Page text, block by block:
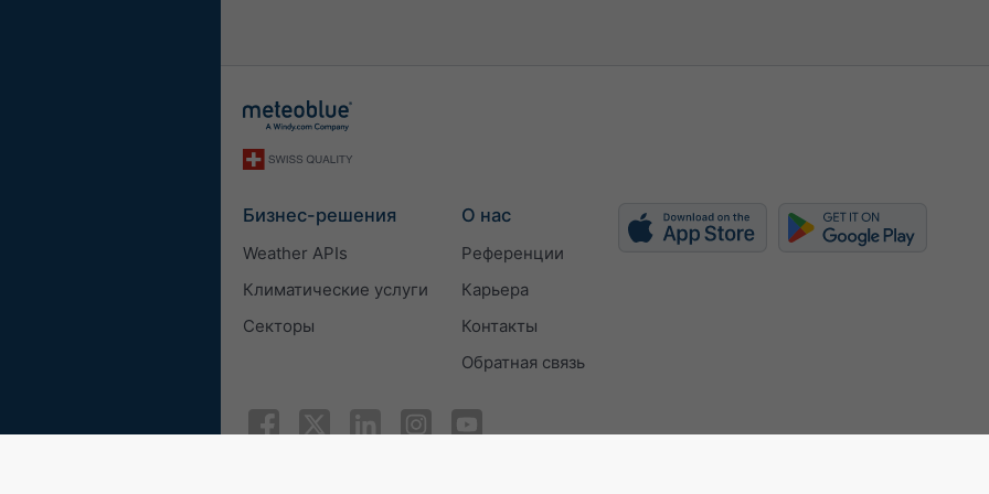
Бизнес-решения
Weather APIs
Климатические услуги
Секторы
О нас
Референции
Карьера
Контакты
Обратная связь